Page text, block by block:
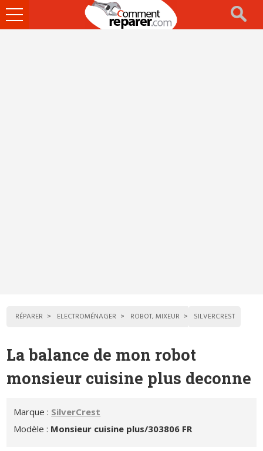
Ouvrir
le
RÉPARER ELECTROMÉNAGER ROBOT, MIXEUR SILVERCREST
La balance de mon robot
monsieur cuisine plus deconne
Marque : SilverCrest
Modèle : Monsieur cuisine plus/303806 FR